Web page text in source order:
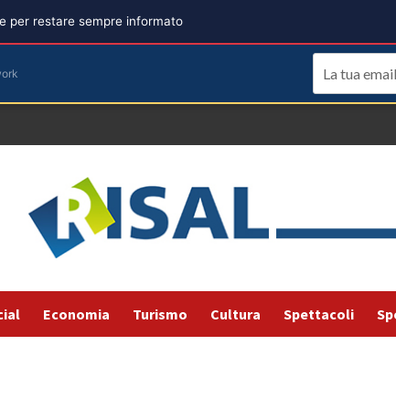
Economia Turismo Cultura Spettacoli
per restare sempre informato